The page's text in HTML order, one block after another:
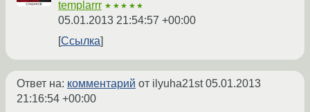
templarrr ★★★★★
05.01.2013 21:54:57 +00:00
Ссылка
Ответ на: комментарий от ilyuha21st05.01.2013
21:16:54 +00:00